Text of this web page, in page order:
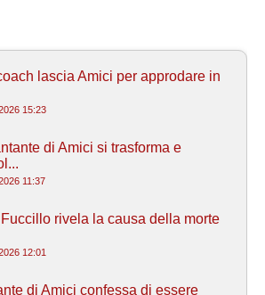
lascia Amici per approdare in
15:23
di Amici si trasforma e
11:37
rivela la causa della morte
12:01
di Amici confessa di essere